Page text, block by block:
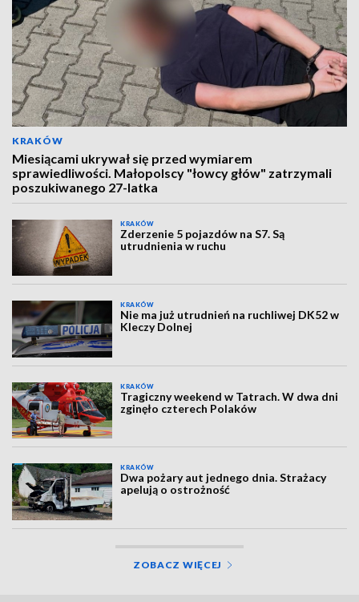
KRAKÓW
Miesiącami ukrywał się przed wymiarem
sprawiedliwości. Małopolscy "łowcy głów" zatrzymali
poszukiwanego 27-latka
KRAKÓW
Zderzenie 5 pojazdów na S7. Są
utrudnienia w ruchu
KRAKÓW
Nie ma już utrudnień na ruchliwej DK52 w
Kleczy Dolnej
KRAKÓW
Tragiczny weekend w Tatrach. W dwa dni
zginęło czterech Polaków
KRAKÓW
Dwa pożary aut jednego dnia. Strażacy
apelują o ostrożność
ZOBACZ WIĘCEJ